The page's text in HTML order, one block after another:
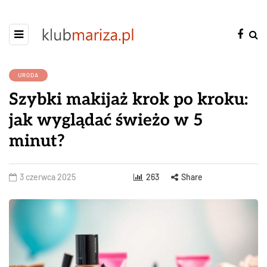
URODA
Szybki makijaż krok po kroku:
jak wyglądać świeżo w 5
minut?
3 czerwca 2025 263 Share